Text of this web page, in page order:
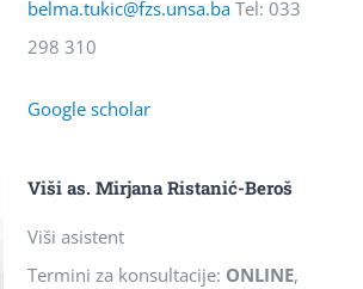
belma.tukic@fzs.unsa.ba Tel: 033
298 310
Google scholar
Viši as. Mirjana Ristanić-Beroš
Viši asistent
Termini za konsultacije: ONLINE,